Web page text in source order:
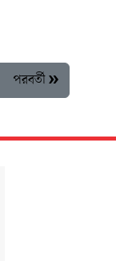
পরবর্তী »